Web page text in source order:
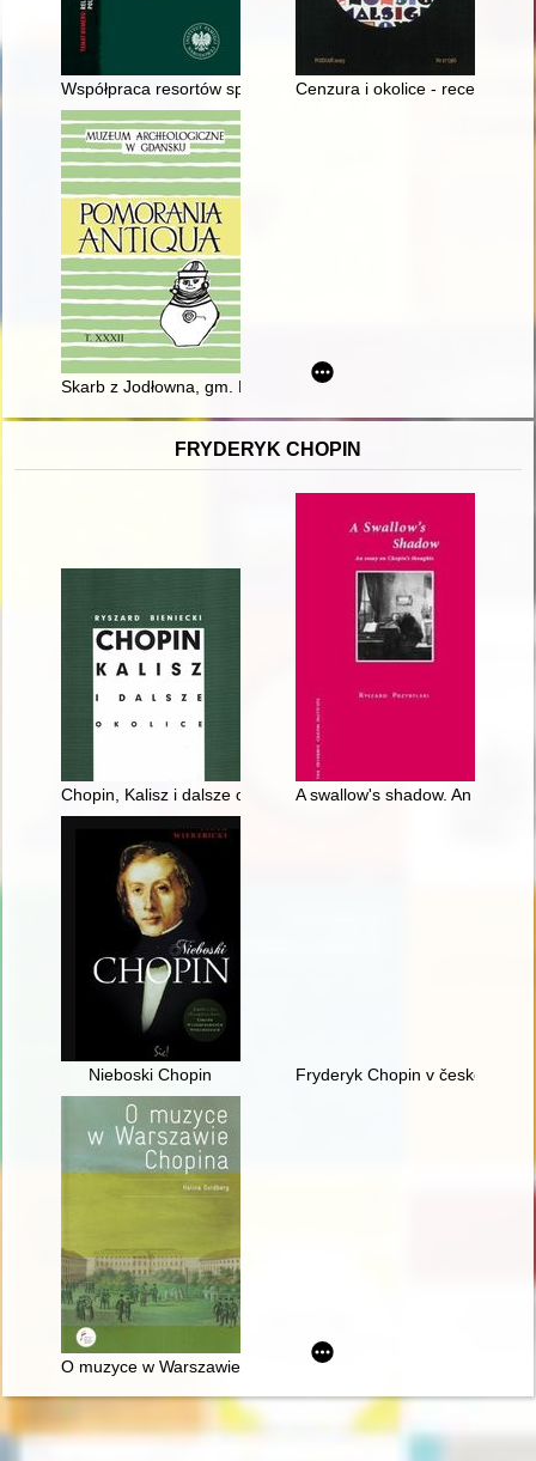
Współpraca resortów spraw wewnętrznych Polski i Węgier w
Cenzura i okolice - recenzja]
Skarb z Jodłowna, gm. Przywidz, pow. gdański, woj.
FRYDERYK CHOPIN
Chopin, Kalisz i dalsze okolice A swallow's shadow. An essay
Nieboski Chopin Fryderyk Chopin v české
O muzyce w Warszawie Chopina